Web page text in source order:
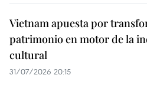
Vietnam apuesta por
patrimonio en motor de la
cultural
31/07/2026 20:15